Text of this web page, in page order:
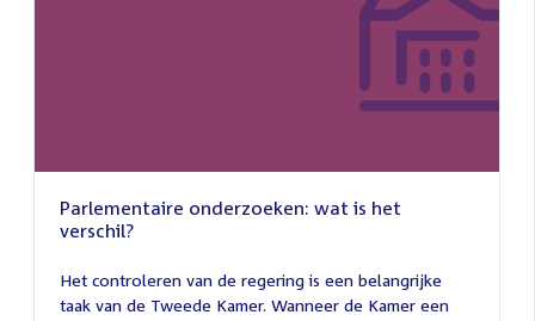
Parlementaire onderzoeken: wat is het
verschil?
juli
2026
Het controleren van de regering is een belangrijke
taak van de Tweede Kamer. Wanneer de Kamer een